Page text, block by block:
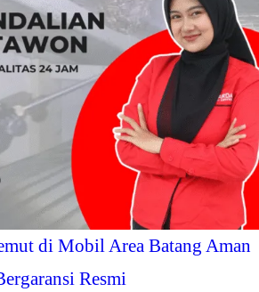
di Mobil Area Batang Aman
Resmi